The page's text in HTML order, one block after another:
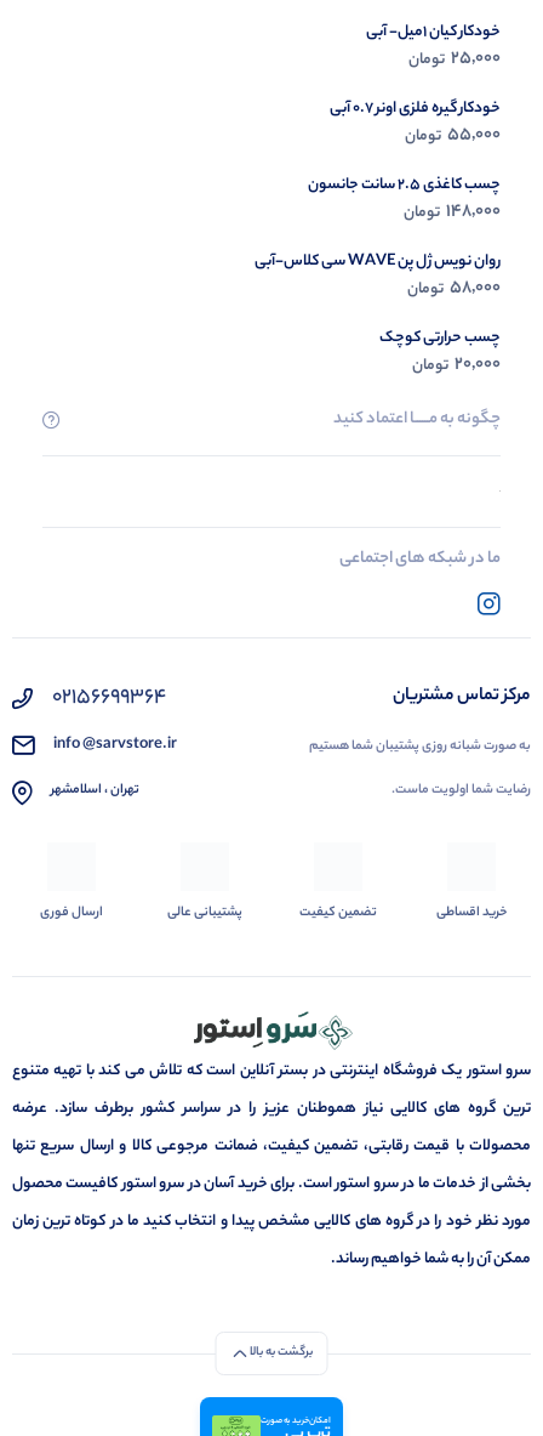
خودکار کیان 1میل- آبی
25,000 تومان
خودکار گیره فلزی اونر 0.7 آبی
55,000 تومان
چسب کاغذی 2.5 سانت جانسون
148,000 تومان
روان نویس ژل پن WAVE سی کلاس-آبی
58,000 تومان
چسب حرارتی کوچک
20,000 تومان
چگونه به مــــــا اعتماد کنید
ما در شبکه های اجتماعی
مرکز تماس مشتریان
به صورت شبانه روزی پشتیبان شما هستیم
رضایت شما اولویت ماست.
02156699364
info @sarvstore.ir
تهران ، اسلامشهر
خرید اقساطی تضمین کیفیت پشتیبانی عالی ارسال فوری
سرو استور یک فروشگاه اینترنتی در بستر آنلاین است که تلاش می کند با تهیه متنوع
ترین گروه های کالایی نیاز هموطنان عزیز را در سراسر کشور برطرف سازد. عرضه
محصولات با قیمت رقابتی، تضمین کیفیت، ضمانت مرجوعی کالا و ارسال سریع تنها
بخشی از خدمات ما در سرو استور است. برای خرید آسان در سرو استور کافیست محصول
مورد نظر خود را در گروه های کالایی مشخص پیدا و انتخاب کنید ما در کوتاه ترین زمان
ممکن آن را به شما خواهیم رساند.
برگشت به بالا
امکان خرید به صورت